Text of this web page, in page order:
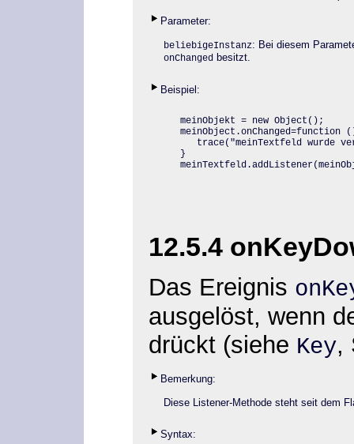
Parameter:
beliebigeInstanz: Bei diesem
onChanged besitzt.
Beispiel:
meinObjekt = new Object();
meinObject.onChanged=function
trace("meinTextfeld wurde
}
12.5.4
Das Ereignis
ausgelöst, wenn
drückt (siehe Key,
Bemerkung:
Diese Listener-Methode steht seit dem
Syntax: